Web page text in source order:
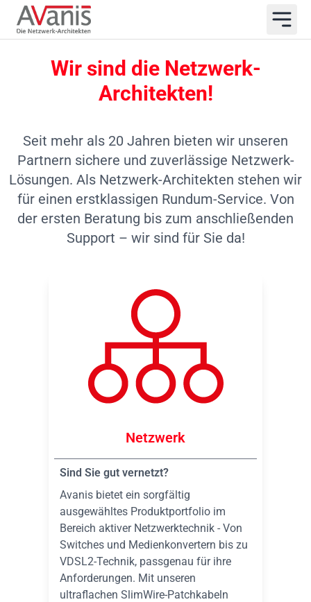
Wir sind die Netzwerk-
Architekten!
Seit mehr als 20 Jahren bieten wir unseren
Partnern sichere und zuverlässige Netzwerk-
Lösungen. Als Netzwerk-Architekten stehen wir
für einen erstklassigen Rundum-Service. Von
der ersten Beratung bis zum anschließenden
Support – wir sind für Sie da!
Netzwerk
Sind Sie gut vernetzt?
Avanis bietet ein sorgfältig
ausgewähltes Produktportfolio im
Bereich aktiver Netzwerktechnik - Von
Switches und Medienkonvertern bis zu
VDSL2-Technik, passgenau für ihre
Anforderungen. Mit unseren
ultraflachen SlimWire-Patchkabeln